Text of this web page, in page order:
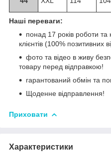
Наші переваги:
понад 17 років роботи та
клієнтів (100% позитивних
фото та відео в живу
товару перед відправкою!
гарантований обмін та
Щоденне відправлення!
Приховати
Характеристики